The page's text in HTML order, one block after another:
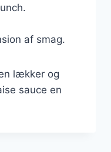
af smag.
lækker og
sauce en